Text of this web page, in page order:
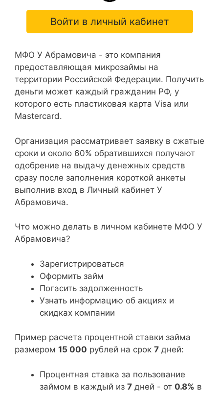
Войти в личный кабинет
МФО У Абрамовича - это компания
предоставляющая микрозаймы на
территории Российской Федерации. Получить
деньги может каждый гражданин РФ, у
которого есть пластиковая карта Visa или
Mastercard.
Организация рассматривает заявку в сжатые
сроки и около 60% обратившихся получают
одобрение на выдачу денежных средств
сразу после заполнения короткой анкеты
выполнив вход в Личный кабинет У
Абрамовича.
Что можно делать в личном кабинете МФО У
Абрамовича?
Зарегистрироваться
Оформить займ
Погасить задолженность
Узнать информацию об акциях и
скидках компании
Пример расчета процентной ставки займа
размером 15 000 рублей на срок 7 дней:
Процентная ставка за пользование
займом в каждый из 7 дней - от 0.8% в